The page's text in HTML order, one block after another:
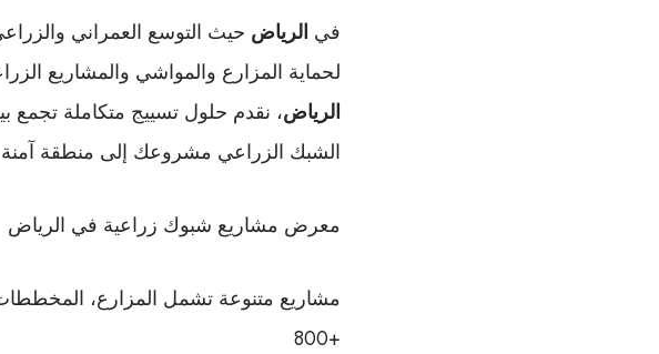
في الرياض حيث التوسع العمراني
لحماية المزارع والمواشي والمشاريع
الرياض، نقدم حلول تسييج متكاملة تجمع
الشبك الزراعي مشروعك إلى منطقة
معرض مشاريع شبوك زراعية في الرياض
مشاريع متنوعة تشمل المزارع،
+800